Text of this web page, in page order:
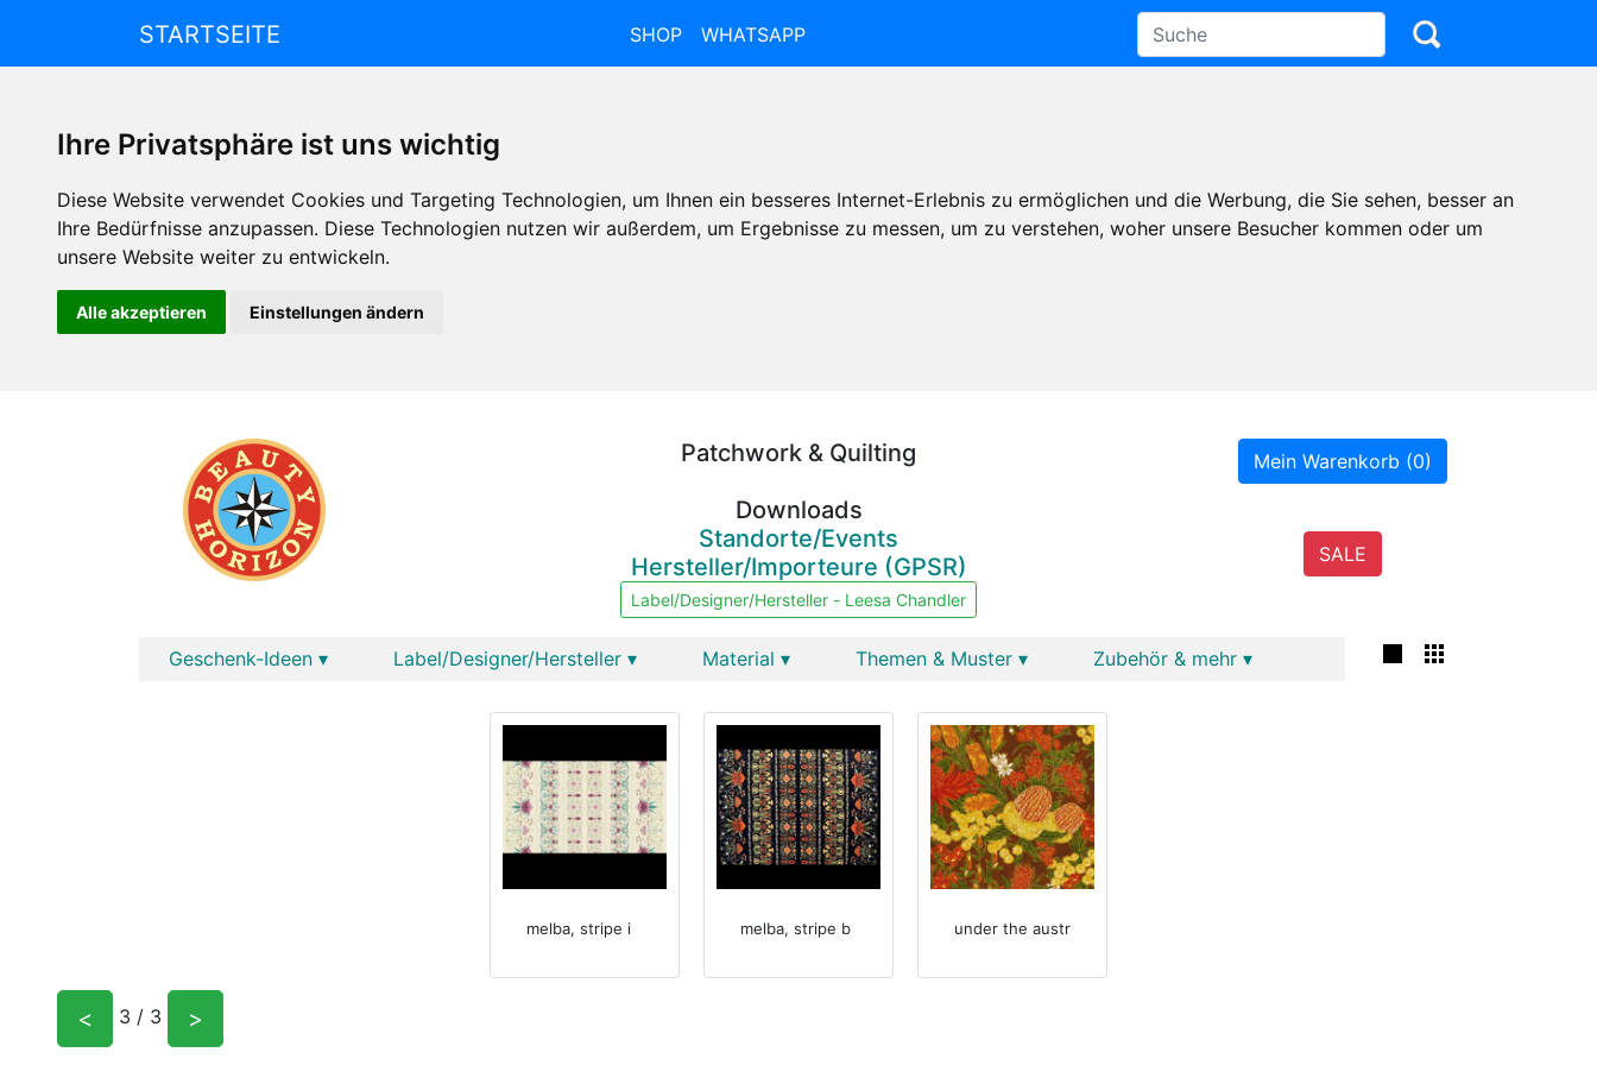
Ihre Privatsphäre ist uns wichtig
Diese Website verwendet Cookies und Targeting Technologien, um Ihnen ein besseres Internet-Erlebnis zu ermöglichen und die Werbung, die Sie sehen, besser an
Ihre Bedürfnisse anzupassen. Diese Technologien nutzen wir außerdem, um Ergebnisse zu messen, um zu verstehen, woher unsere Besucher kommen oder um
unsere Website weiter zu entwickeln.
Alle akzeptieren Einstellungen ändern
STARTSEITE SHOP WHATSAPP
Patchwork & Quilting
Downloads
Standorte/Events
Hersteller/Importeure (GPSR)
Label/Designer/Hersteller - Leesa Chandler
Mein Warenkorb (0)
SALE
Geschenk-Ideen ▾ Label/Designer/Hersteller ▾ Material ▾ Themen & Muster ▾ Zubehör & mehr ▾
melba, stripe i melba, stripe b under the austr
< 3 / 3 >